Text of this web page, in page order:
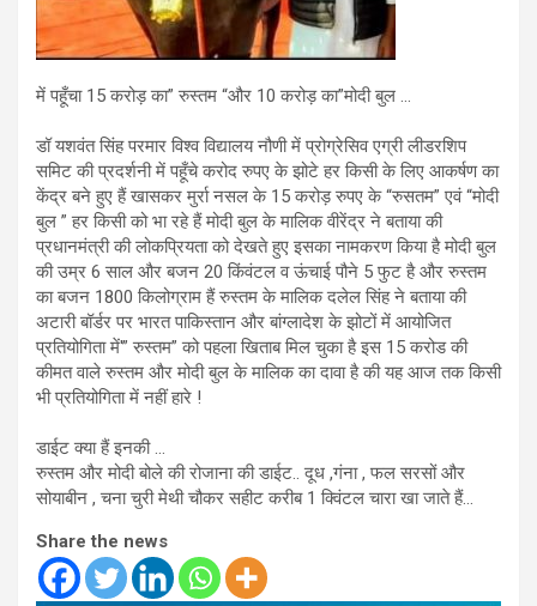
में पहूँचा 15 करोड़ का” रुस्तम “और 10 करोड़ का”मोदी बुल …
डॉ यशवंत सिंह परमार विश्व विद्यालय नौणी में प्रोग्रेसिव एग्री लीडरशिप
समिट की प्रदर्शनी में पहूँचे करोद रुपए के झोटे हर किसी के लिए आकर्षण का
केंद्र बने हुए हैं खासकर मुर्रा नसल के 15 करोड़ रुपए के “रुसतम” एवं “मोदी
बुल ” हर किसी को भा रहे हैं मोदी बुल के मालिक वीरेंद्र ने बताया की
प्रधानमंत्री की लोकप्रियता को देखते हुए इसका नामकरण किया है मोदी बुल
की उम्र 6 साल और बजन 20 किंवंटल व ऊंचाई पौने 5 फुट है और रुस्तम
का बजन 1800 किलोग्राम हैं रुस्तम के मालिक दलेल सिंह ने बताया की
अटारी बॉर्डर पर भारत पाकिस्तान और बांग्लादेश के झोटों में आयोजित
प्रतियोगिता में'” रुस्तम” को पहला खिताब मिल चुका है इस 15 करोड की
कीमत वाले रुस्तम और मोदी बुल के मालिक का दावा है की यह आज तक किसी
भी प्रतियोगिता में नहीं हारे !
डाईट क्या हैं इनकी …
रुस्तम और मोदी बोले की रोजाना की डाईट.. दूध ,गंना , फल सरसों और
सोयाबीन , चना चुरी मेथी चौकर सहीट करीब 1 क्विंटल चारा खा जाते हैं…
Share the news